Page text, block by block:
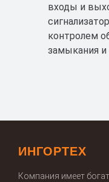
входы и
контролем
замыкания
ИНГОРТЕХ
Компания имеет